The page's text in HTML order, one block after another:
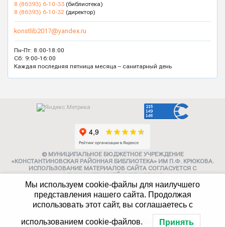
8 (86393) 6-10-33 (библиотека)
8 (86393) 6-10-32 (директор)
konstlib2017@yandex.ru
Пн-Пт: 8:00-18:00
Сб: 9:00-16:00
Каждая последняя пятница месяца – санитарный день
Мы используем cookie-файлы для наилучшего
представления нашего сайта. Продолжая
использовать этот сайт, вы соглашаетесь с
использованием cookie-файлов. Принять
© МУНИЦИПАЛЬНОЕ БЮДЖЕТНОЕ УЧРЕЖДЕНИЕ
«КОНСТАНТИНОВСКАЯ РАЙОННАЯ БИБЛИОТЕКА» ИМ П.Ф. КРЮКОВА.
ИСПОЛЬЗОВАНИЕ МАТЕРИАЛОВ САЙТА СОГЛАСУЕТСЯ С
АДМИНИСТРАЦИЕЙ УЧРЕЖДЕНИЯ
Карта сайта
Политика конфиденциальности
347252, г. Константиновск,